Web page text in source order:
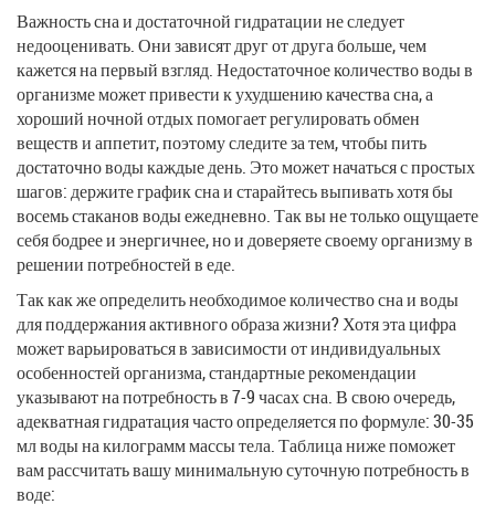
Важность сна и достаточной гидратации не следует
недооценивать. Они зависят друг от друга больше, чем
кажется на первый взгляд. Недостаточное количество воды в
организме может привести к ухудшению качества сна, а
хороший ночной отдых помогает регулировать обмен
веществ и аппетит, поэтому следите за тем, чтобы пить
достаточно воды каждые день. Это может начаться с простых
шагов: держите график сна и старайтесь выпивать хотя бы
восемь стаканов воды ежедневно. Так вы не только ощущаете
себя бодрее и энергичнее, но и доверяете своему организму в
решении потребностей в еде.
Так как же определить необходимое количество сна и воды
для поддержания активного образа жизни? Хотя эта цифра
может варьироваться в зависимости от индивидуальных
особенностей организма, стандартные рекомендации
указывают на потребность в 7-9 часах сна. В свою очередь,
адекватная гидратация часто определяется по формуле: 30-35
мл воды на килограмм массы тела. Таблица ниже поможет
вам рассчитать вашу минимальную суточную потребность в
воде: